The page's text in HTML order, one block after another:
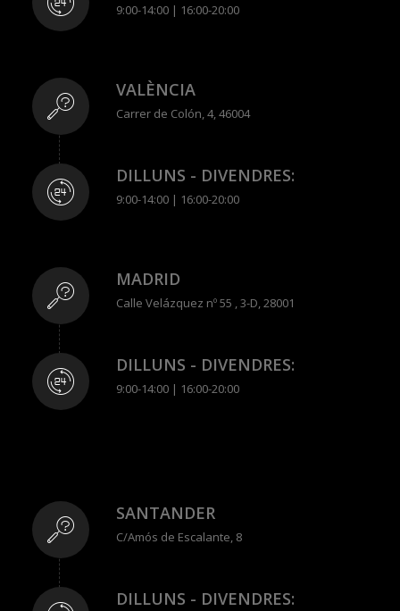
9:00-14:00 | 16:00-20:00
VALÈNCIA
Carrer de Colón, 4, 46004
DILLUNS - DIVENDRES:
9:00-14:00 | 16:00-20:00
MADRID
Calle Velázquez nº 55 , 3-D, 28001
DILLUNS - DIVENDRES:
9:00-14:00 | 16:00-20:00
SANTANDER
C/Amós de Escalante, 8
DILLUNS - DIVENDRES: